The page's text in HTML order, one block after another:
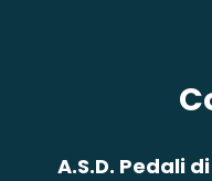
A.S.D. Pedali